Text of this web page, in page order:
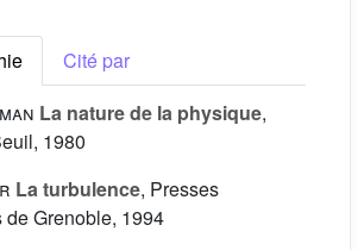
Cité par
La nature de la physique,
1980
La turbulence, Presses
de Grenoble, 1994